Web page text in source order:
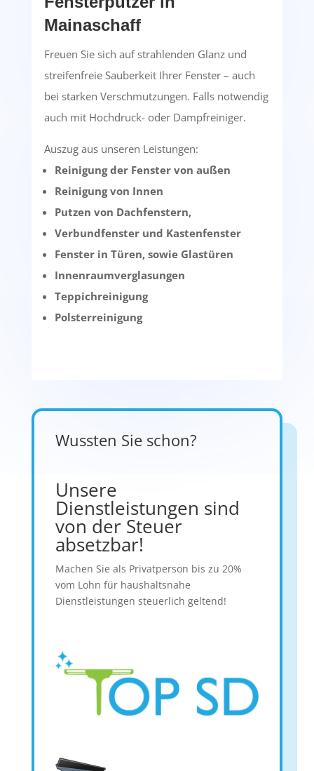
Mainaschaff
Freuen Sie sich auf strahlenden Glanz und
streifenfreie Sauberkeit Ihrer Fenster – auch
bei starken Verschmutzungen. Falls notwendig
auch mit Hochdruck- oder Dampfreiniger.
Auszug aus unseren Leistungen:
Reinigung der Fenster von außen
Reinigung von Innen
Putzen von Dachfenstern,
Verbundfenster und Kastenfenster
Fenster in Türen, sowie Glastüren
Innenraumverglasungen
Teppichreinigung
Polsterreinigung
Wussten Sie schon?
Unsere
Dienstleistungen sind
von der Steuer
absetzbar!
Machen Sie als Privatperson bis zu 20%
vom Lohn für haushaltsnahe
Dienstleistungen steuerlich geltend!